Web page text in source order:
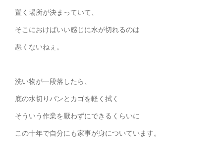
置く場所が決まっていて、
そこにおけばいい感じに水が切れるのは
悪くないねぇ。
洗い物が一段落したら、
底の水切りパンとカゴを軽く拭く
そういう作業を厭わずにできるくらいに
この十年で自分にも家事が身についています。